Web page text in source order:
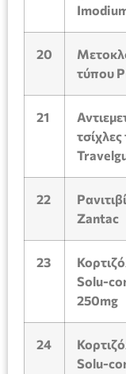
20
τύπου
21
22
Zantac
23
Solu-
250mg
24
Solu-